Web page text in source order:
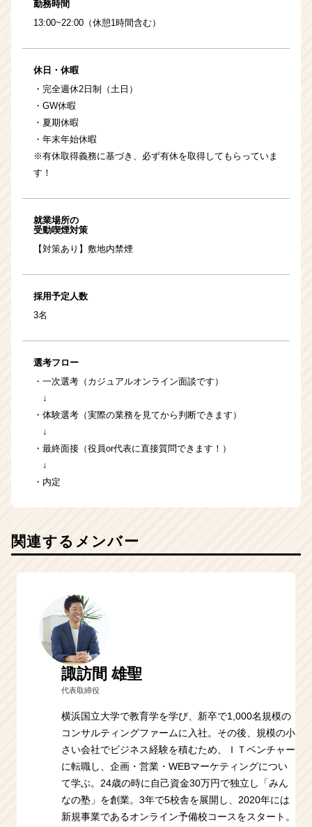
勤務時間
13:00~22:00（休憩1時間含む）
休日・休暇
・完全週休2日制（土日）
・GW休暇
・夏期休暇
・年末年始休暇
※有休取得義務に基づき、必ず有休を取得してもらっていま
す！
就業場所の
受動喫煙対策
【対策あり】敷地内禁煙
採用予定人数
3名
選考フロー
・一次選考（カジュアルオンライン面談です）
↓
・体験選考（実際の業務を見てから判断できます）
↓
・最終面接（役員or代表に直接質問できます！）
↓
・内定
関連するメンバー
諏訪間 雄聖
代表取締役
横浜国立大学で教育学を学び、新卒で1,000名規模の
コンサルティングファームに入社。その後、規模の小
さい会社でビジネス経験を積むため、ＩＴベンチャー
に転職し、企画・営業・WEBマーケティングについ
て学ぶ。24歳の時に自己資金30万円で独立し「みん
なの塾」を創業。3年で5校舎を展開し、2020年には
新規事業であるオンライン予備校コースをスタート。